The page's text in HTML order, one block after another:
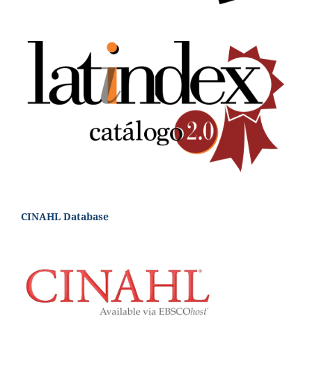
CINAHL Database